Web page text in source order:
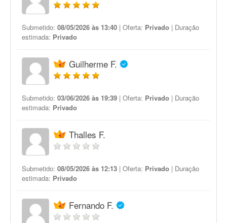
Submetido: 08/05/2026 às 13:40 | Oferta: Privado | Duração
estimada: Privado
Guilherme F.
Submetido: 03/06/2026 às 19:39 | Oferta: Privado | Duração
estimada: Privado
Thalles F.
Submetido: 08/05/2026 às 12:13 | Oferta: Privado | Duração
estimada: Privado
Fernando F.